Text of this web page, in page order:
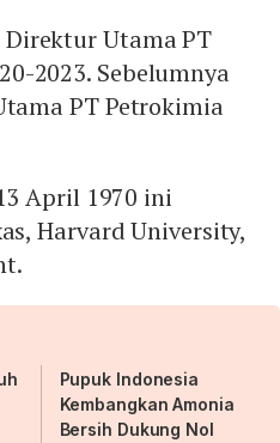
Utama PT
2023. Sebelumnya
PT Petrokimia
April 1970 ini
Harvard University,
Pupuk Indonesia
Kembangkan Amonia
Bersih Dukung Nol